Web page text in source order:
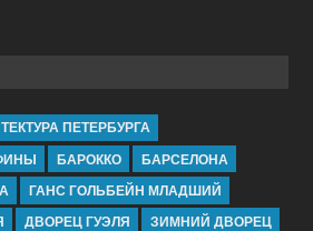
ПЕТЕРБУРГА
БАРОККО
БАРСЕЛОНА
ГАНС ГОЛЬБЕЙН МЛАДШИЙ
ДВОРЕЦ ГУЭЛЯ
ЗИМНИЙ ДВОРЕЦ